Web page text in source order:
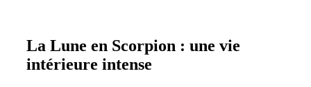
La Lune en Scorpion : une vie
intérieure intense